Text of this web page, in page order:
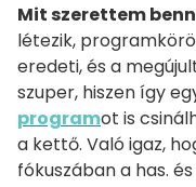
Mit szerettem
létezik,
eredeti, és a
szuper, hiszen így
programot is
a kettő. Való igaz,
fókuszában a has.